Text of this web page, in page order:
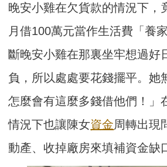
晚安小雞在欠貨款的情況下，
月借100萬元當作生活費「養
斷晚安小雞在那裏坐牢想過好
負，所以處處要花錢擺平。她
怎麼會有這麼多錢借他們！」
情況下也讓陳女資金周轉出現
動產、收掉廠房來填補資金缺